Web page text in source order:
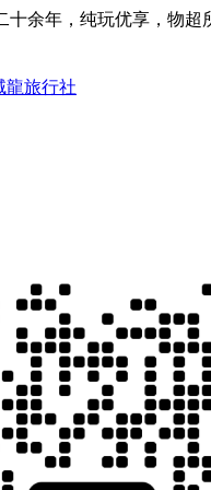
余年，纯玩优享，物超
龍旅行社